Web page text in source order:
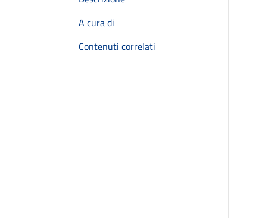
A cura di
Contenuti correlati